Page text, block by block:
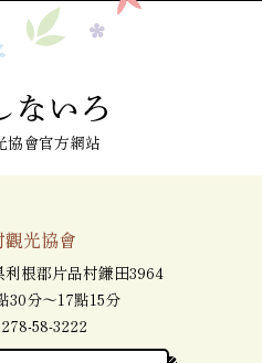
協會官方網站
觀光協會
根郡片品村鎌田3964
30分～17點15分
58-3222